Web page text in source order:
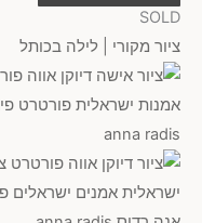
SOLD
ציור מקורי | לילה בכותל